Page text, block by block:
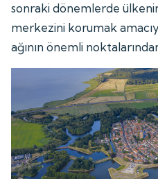
sonraki dönemlerde
merkezini korumak
ağının önemli